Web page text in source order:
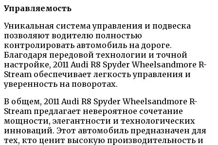
Управляемость
Уникальная система управления и подвеска
позволяют водителю полностью
контролировать автомобиль на дороге.
Благодаря передовой технологии и точной
настройке, 2011 Audi R8 Spyder Wheelsandmore R-
Stream обеспечивает легкость управления и
уверенность на поворотах.
В общем, 2011 Audi R8 Spyder Wheelsandmore R-
Stream предлагает невероятное сочетание
мощности, элегантности и технологических
инноваций. Этот автомобиль предназначен для
тех, кто ценит высокую производительность и